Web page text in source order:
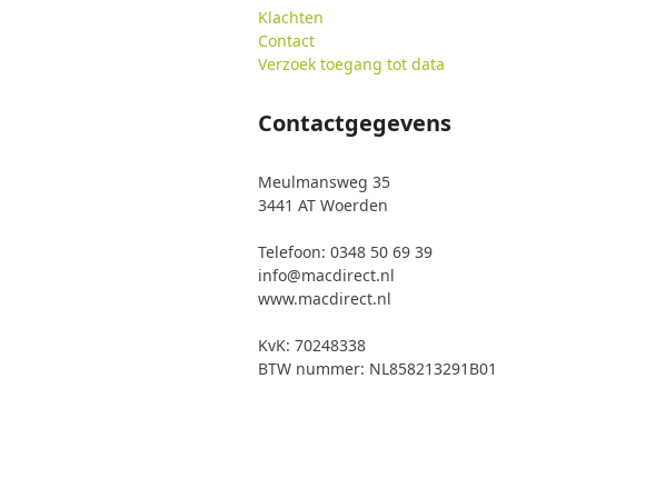
Klachten
Contact
Verzoek toegang tot data
Contactgegevens
Meulmansweg 35
3441 AT Woerden
Telefoon: 0348 50 69 39
info@macdirect.nl
www.macdirect.nl
KvK: 70248338
BTW nummer: NL858213291B01